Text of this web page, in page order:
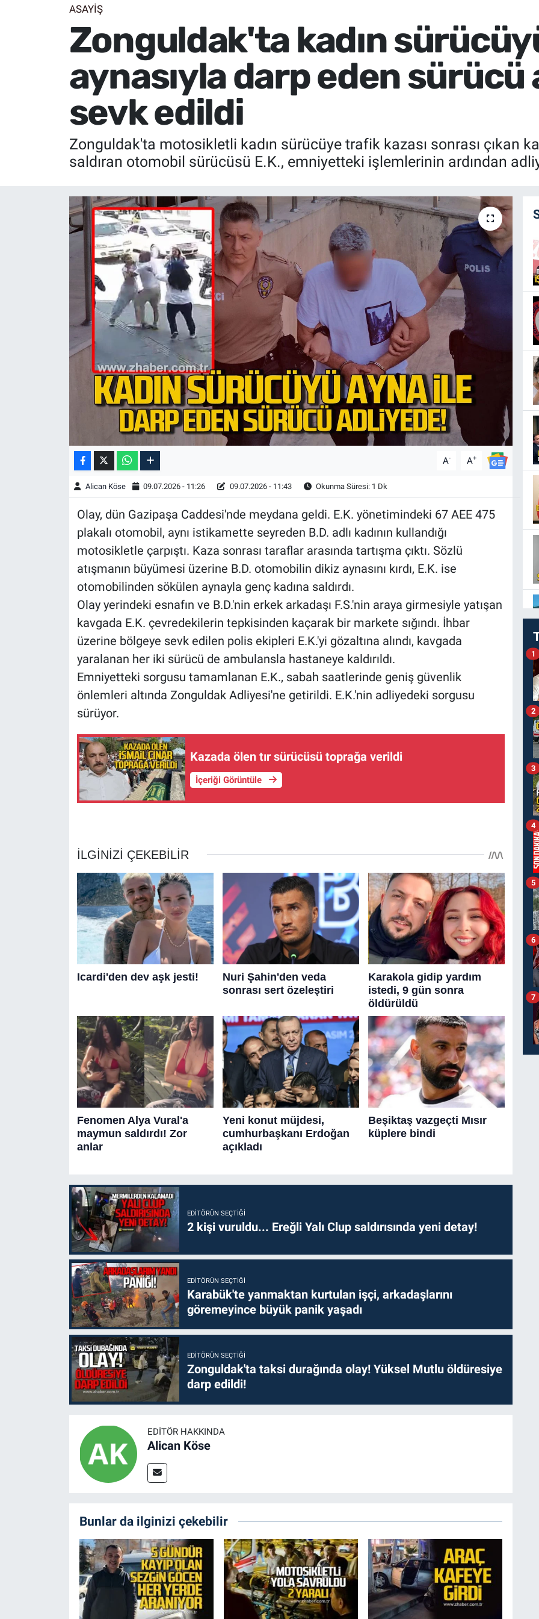
ASAYİŞ
Zonguldak'ta kadın
aynasıyla darp eden sürücü
sevk edildi
Zonguldak'ta motosikletli kadın sürücüye trafik kazası sonrası çıkan
saldıran otomobil sürücüsü E.K., emniyetteki işlemlerinin ardından
A- A+
Alican Köse 09.07.2026 - 11:26 09.07.2026 - 11:43 Okunma Süresi: 1 Dk
Olay, dün Gazipaşa Caddesi'nde meydana geldi. E.K. yönetimindeki 67 AEE 475
plakalı otomobil, aynı istikamette seyreden B.D. adlı kadının kullandığı
motosikletle çarpıştı. Kaza sonrası taraflar arasında tartışma çıktı. Sözlü
atışmanın büyümesi üzerine B.D. otomobilin dikiz aynasını kırdı, E.K. ise
otomobilinden sökülen aynayla genç kadına saldırdı.
Olay yerindeki esnafın ve B.D.'nin erkek arkadaşı F.S.'nin araya girmesiyle yatışan
kavgada E.K. çevredekilerin tepkisinden kaçarak bir markete sığındı. İhbar
üzerine bölgeye sevk edilen polis ekipleri E.K.'yi gözaltına alındı, kavgada
yaralanan her iki sürücü de ambulansla hastaneye kaldırıldı.
Emniyetteki sorgusu tamamlanan E.K., sabah saatlerinde geniş güvenlik
önlemleri altında Zonguldak Adliyesi'ne getirildi. E.K.'nin adliyedeki sorgusu
sürüyor.
Kazada ölen tır sürücüsü toprağa verildi
İçeriği Görüntüle
EDITÖRÜN SEÇTIĞI
2 kişi vuruldu... Ereğli Yalı Clup saldırısında yeni detay!
EDITÖRÜN SEÇTIĞI
Karabük'te yanmaktan kurtulan işçi, arkadaşlarını
göremeyince büyük panik yaşadı
EDITÖRÜN SEÇTIĞI
Zonguldak'ta taksi durağında olay! Yüksel Mutlu öldüresiye
darp edildi!
EDITÖR HAKKINDA
Alican Köse
Bunlar da ilginizi çekebilir
1
2
3
4
5
6
7